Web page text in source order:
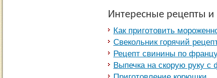
Интересные рецепты
Как приготовить
Свекольник горячий
Рецепт свинины по
Выпечка на скорую руку с